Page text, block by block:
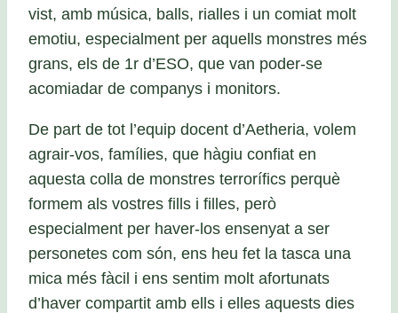
vist, amb música, balls, rialles i un comiat molt
emotiu, especialment per aquells monstres més
grans, els de 1r d’ESO, que van poder-se
acomiadar de companys i monitors.
De part de tot l’equip docent d’Aetheria, volem
agrair-vos, famílies, que hàgiu confiat en
aquesta colla de monstres terrorífics perquè
formem als vostres fills i filles, però
especialment per haver-los ensenyat a ser
personetes com són, ens heu fet la tasca una
mica més fàcil i ens sentim molt afortunats
d’haver compartit amb ells i elles aquests dies